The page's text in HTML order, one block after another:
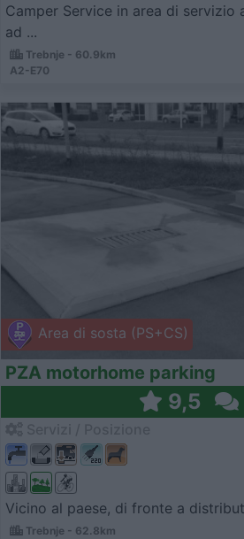
Camper Service in area di servizio
ad ...
Trebnje - 60.9km
A2-E70
Area di sosta (PS+CS)
PZA motorhome parking
9,5
Vicino al paese, di fronte a
Trebnje - 62.8km